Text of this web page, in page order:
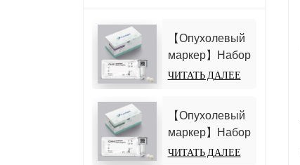
【Опухолевый
маркер】Набор
для
углеводов 125
(CA125)
(гомогенный
ЧИТАТЬ ДАЛЕЕ
【Опухолевый
маркер】Набор
для
ЧИТАТЬ ДАЛЕЕ